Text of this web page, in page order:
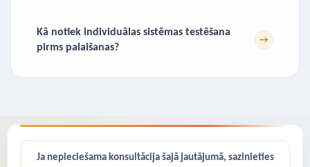
Kā notiek individuālas sistēmas testēšana
pirms palaišanas?
→
Ja nepieciešama konsultācija šajā jautājumā, sazinieties